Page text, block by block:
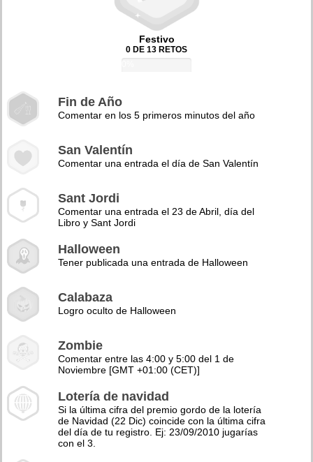
Festivo
0 DE 13 RETOS
Fin de Año
Comentar en los 5 primeros minutos del año
San Valentín
Comentar una entrada el día de San Valentín
Sant Jordi
Comentar una entrada el 23 de Abril, día del
Libro y Sant Jordi
Halloween
Tener publicada una entrada de Halloween
Calabaza
Logro oculto de Halloween
Zombie
Comentar entre las 4:00 y 5:00 del 1 de
Noviembre [GMT +01:00 (CET)]
Lotería de navidad
Si la última cifra del premio gordo de la lotería
de Navidad (22 Dic) coincide con la última cifra
del día de tu registro. Ej: 23/09/2010 jugarías
con el 3.